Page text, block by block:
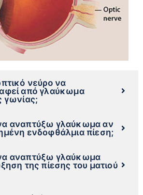
νεύρο να
από γλαύκωμα
γωνίας;
αναπτύξω γλαύκωμα αν
ενδοφθάλμια πίεση;
αναπτύξω γλαύκωμα
της πίεσης του ματιού